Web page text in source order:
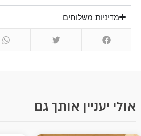
מדיניות משלוחים
אולי יעניין אותך גם